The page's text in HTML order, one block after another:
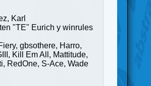
Karl
"TE" Eurich y winrules
gbsothere, Harro,
Kill Em All, Mattitude,
RedOne, S-Ace, Wade